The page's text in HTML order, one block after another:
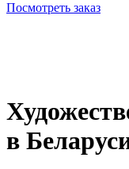
Посмотреть заказ
в